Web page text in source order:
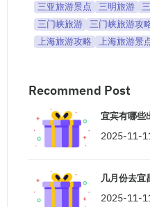
三亚旅游景点
三明旅游
三门峡旅游
三门峡旅游攻
上海旅游攻略
上海旅游景
Recommend Post
宜宾有哪些
2025-11-
几月份去宜
2025-11-